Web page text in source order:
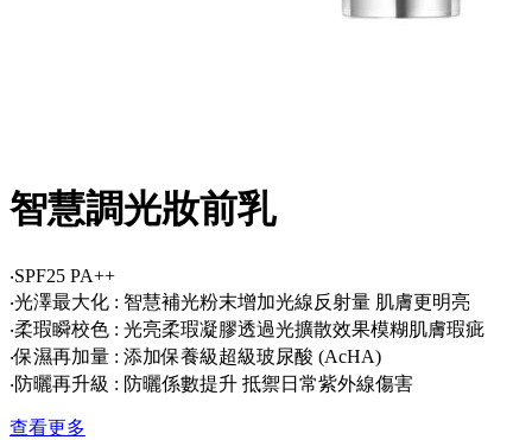
智慧調光妝前乳
‧SPF25 PA++
‧光澤最大化 : 智慧補光粉末增加光線反射量 肌膚更明亮
‧柔瑕瞬校色 : 光亮柔瑕凝膠透過光擴散效果模糊肌膚瑕疵
‧保濕再加量 : 添加保養級超級玻尿酸 (AcHA)
‧防曬再升級 : 防曬係數提升 抵禦日常紫外線傷害
查看更多